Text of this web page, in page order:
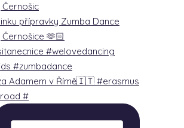
Adamem v Římě🇮🇹 #erasmus
#